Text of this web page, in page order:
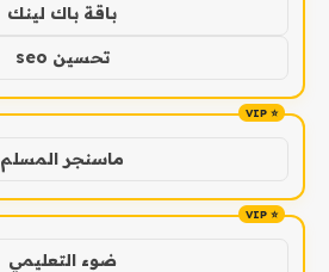
باقة باك لينك
تحسين seo
ماسنجر المسلم
ضوء التعليمي